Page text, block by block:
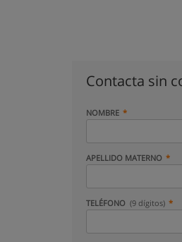
Contacta sin
NOMBRE
APELLIDO MATERNO
TELÉFONO (9 dígitos)